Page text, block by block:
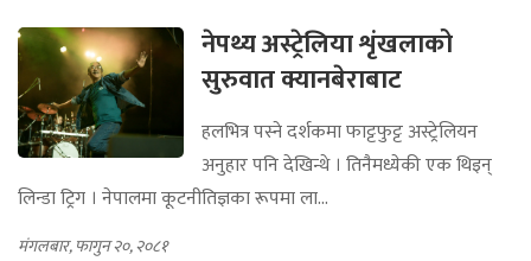
नेपथ्य अस्ट्रेलिया शृंखलाको
सुरुवात क्यानबेराबाट
हलभित्र पस्ने दर्शकमा फाट्टफुट्ट अस्ट्रेलियन
अनुहार पनि देखिन्थे । तिनैमध्येकी एक थिइन्
लिन्डा ट्रिग । नेपालमा कूटनीतिज्ञका रूपमा ला...
मंगलबार, फागुन २०, २०८१